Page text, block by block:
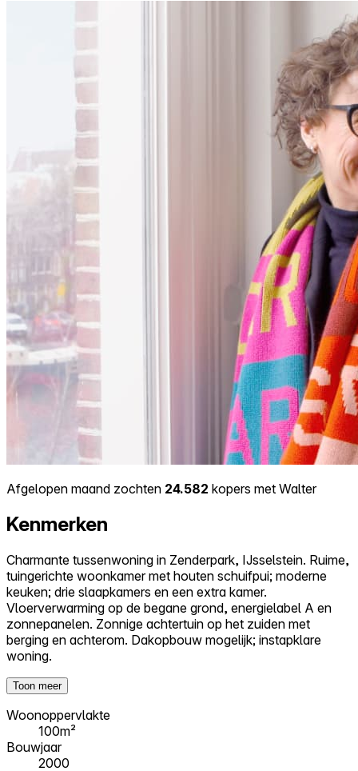
Afgelopen maand zochten 24.582 kopers met Walter
Kenmerken
Charmante tussenwoning in Zenderpark, IJsselstein. Ruime,
tuingerichte woonkamer met houten schuifpui; moderne
keuken; drie slaapkamers en een extra kamer.
Vloerverwarming op de begane grond, energielabel A en
zonnepanelen. Zonnige achtertuin op het zuiden met
berging en achterom. Dakopbouw mogelijk; instapklare
woning.
Toon meer
Woonoppervlakte
100m²
Bouwjaar
2000